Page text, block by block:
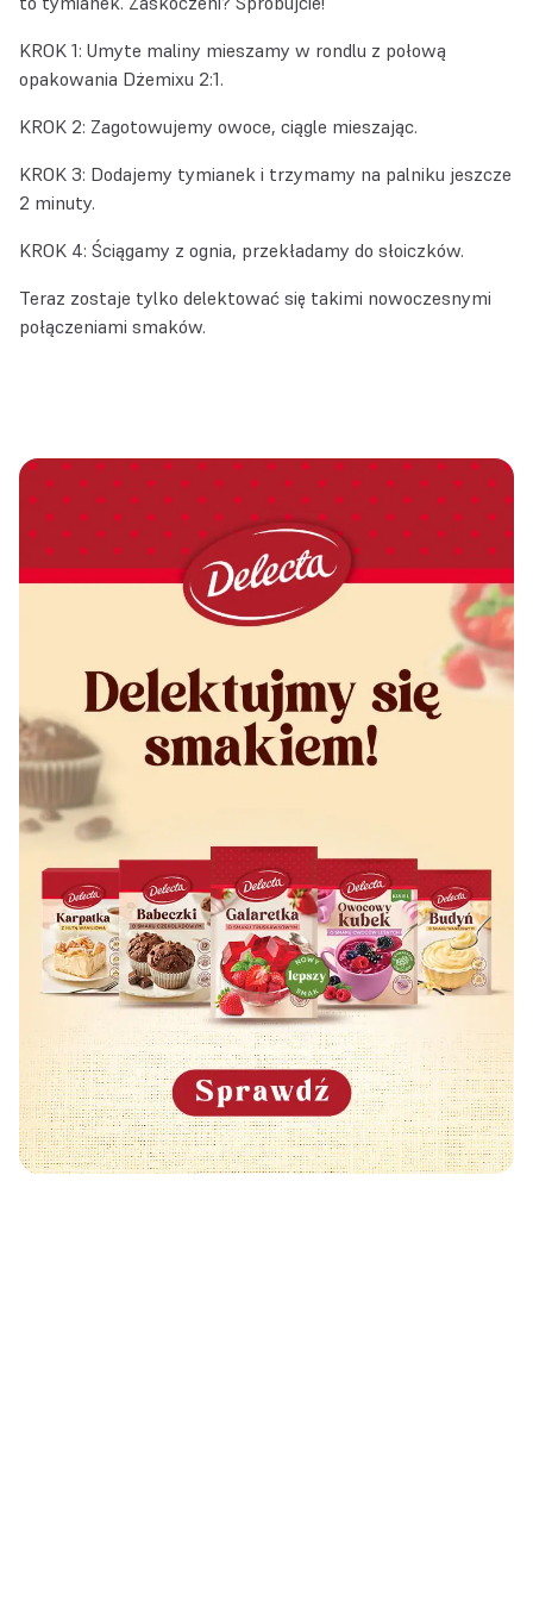
KROK 1: Umyte maliny mieszamy w rondlu z połową
opakowania Dżemixu 2:1.
KROK 2: Zagotowujemy owoce, ciągle mieszając.
KROK 3: Dodajemy tymianek i trzymamy na palniku jeszcze
2 minuty.
KROK 4: Ściągamy z ognia, przekładamy do słoiczków.
Teraz zostaje tylko delektować się takimi nowoczesnymi
połączeniami smaków.